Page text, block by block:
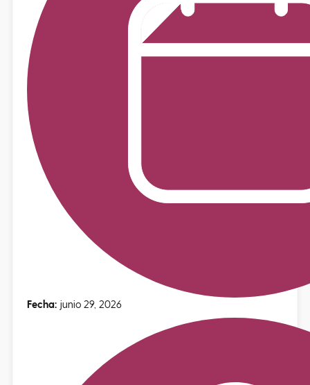
Fecha: junio 29, 2026